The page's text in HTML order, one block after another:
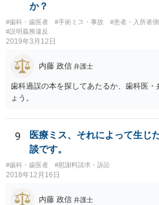
か？
#歯科・歯医者 #手術ミス・事故 #患者・入所者側
#説明義務違反
2019年3月12日
内藤 政信 弁護士
歯科過誤の本を探してあたるか、歯科医・
ょう。
9
医療ミス、それによって生じ
談です。
#歯科・歯医者 #慰謝料請求・訴訟
2018年12月16日
内藤 政信 弁護士